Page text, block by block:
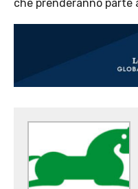
che prenderanno parte